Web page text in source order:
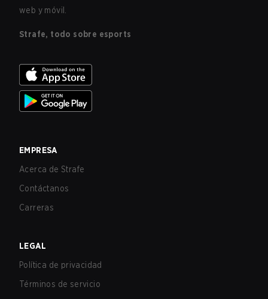
web y móvil.
Strafe, todo sobre esports
EMPRESA
Acerca de Strafe
Contáctanos
Carreras
LEGAL
Política de privacidad
Términos de servicio